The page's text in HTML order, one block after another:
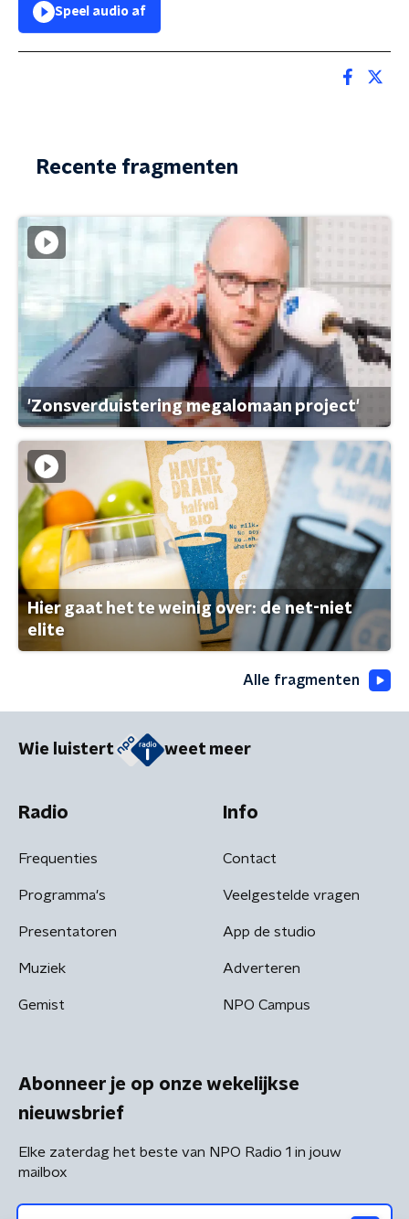
Speel audio af
Recente fragmenten
'Zonsverduistering megalomaan project'
Hier gaat het te weinig over: de net-niet
elite
Alle fragmenten
Wie luistert weet meer
Radio
Frequenties
Programma's
Presentatoren
Muziek
Gemist
Info
Contact
Veelgestelde vragen
App de studio
Adverteren
NPO Campus
Abonneer je op onze wekelijkse
nieuwsbrief
Elke zaterdag het beste van NPO Radio 1 in jouw
mailbox